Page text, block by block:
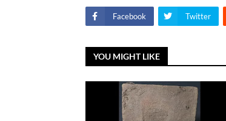
Facebook Twitter
YOU MIGHT LIKE